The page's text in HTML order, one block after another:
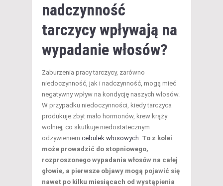
nadczynność
tarczycy wpływają na
wypadanie włosów?
Zaburzenia pracy tarczycy, zarówno
niedoczynność, jak i nadczynność, mogą mieć
negatywny wpływ na kondycję naszych włosów.
W przypadku niedoczynności, kiedy tarczyca
produkuje zbyt mało hormonów, krew krąży
wolniej, co skutkuje niedostatecznym
odżywieniem cebulek włosowych. To z kolei
może prowadzić do stopniowego,
rozproszonego wypadania włosów na całej
głowie, a pierwsze objawy mogą pojawić się
nawet po kilku miesiącach od wystąpienia